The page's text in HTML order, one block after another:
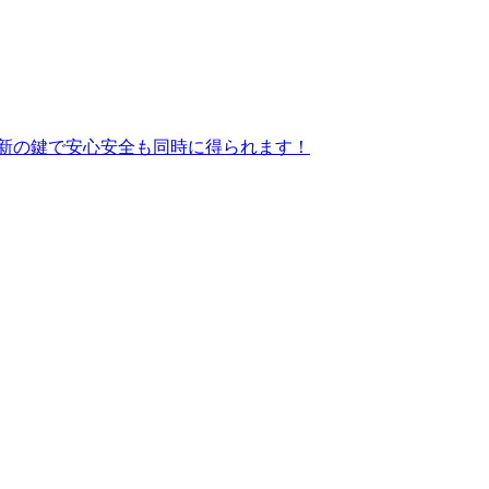
鍵で安心安全も同時に得られます！